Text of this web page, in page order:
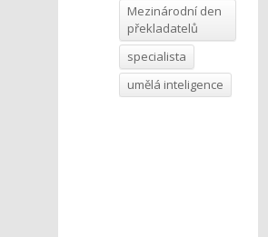
Mezinárodní den
překladatelů
specialista
umělá inteligence